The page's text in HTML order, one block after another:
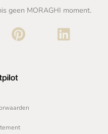
geen MORAGHI moment.